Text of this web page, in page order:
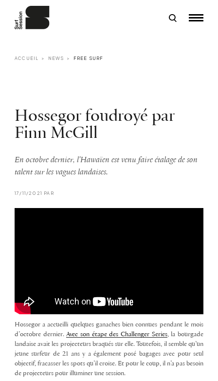
ACCUEIL NEWS FREE SURF
Hossegor foudroyé par
Finn McGill
En octobre dernier, l'Hawaïen est venu faire étalage de son
talent sur les vagues landaises.
17/11/2021 PAR
Hossegor a accueilli quelques ganaches bien connues pendant le mois
d’octobre dernier.Avec son étape des Challenger Series, la bourgade
landaise avait les projecteurs braqués sur elle. Toutefois, il semble qu’un
jeune surfeur de 21 ans y a également posé bagages avec pour seul
objectif, fracasser les spots qu’il croise. Et pour le coup, il n’a pas besoin
de projecteurs pour illuminer une session.